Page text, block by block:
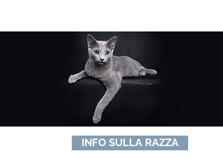
INFO SULLA RAZZA